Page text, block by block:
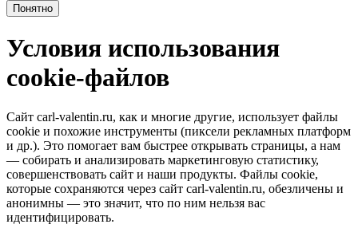
Понятно
Условия использования
cookie-файлов
Сайт carl-valentin.ru, как и многие другие, использует файлы
cookie и похожие инструменты (пиксели рекламных платформ
и др.). Это помогает вам быстрее открывать страницы, а нам
— собирать и анализировать маркетинговую статистику,
совершенствовать сайт и наши продукты. Файлы сookie,
которые сохраняются через сайт carl-valentin.ru, обезличены и
анонимны — это значит, что по ним нельзя вас
идентифицировать.